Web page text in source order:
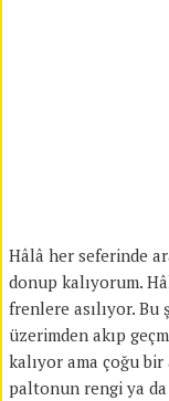
Hâlâ her seferinde
donup kalıyorum.
frenlere asılıyor.
üzerimden akıp
kalıyor ama çoğu
paltonun rengi ya da